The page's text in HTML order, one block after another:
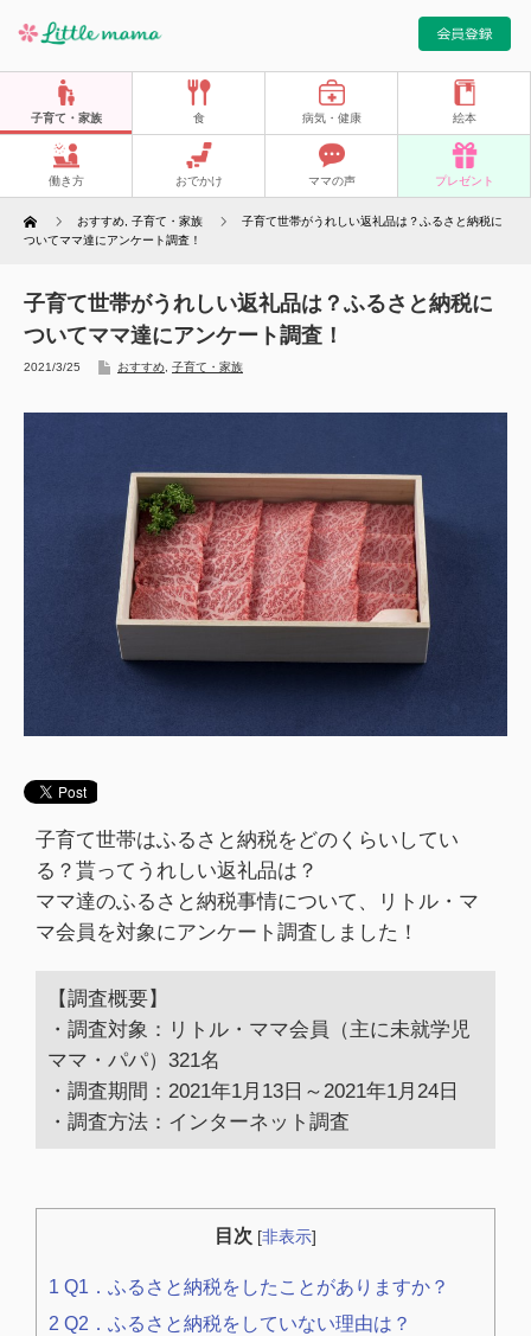
子育て・家族 食 病気・健康 絵本
働き方 おでかけ ママの声 プレゼント
Home おすすめ 子育て・家族
子育て世帯がうれしい返礼品は？ふるさと納税に
ついてママ達にアンケート調査！
子育て世帯がうれしい返礼品は？ふるさと納税に
ついてママ達にアンケート調査！
2021/3/25 おすすめ 子育て・家族
子育て世帯はふるさと納税をどのくらいしてい
る？貰ってうれしい返礼品は？
ママ達のふるさと納税事情について、リトル・マ
マ会員を対象にアンケート調査しました！
【調査概要】
・調査対象：リトル・ママ会員（主に未就学児
ママ・パパ）321名
・調査期間：2021年1月13日～2021年1月24日
・調査方法：インターネット調査
目次 [非表示]
1 Q1．ふるさと納税をしたことがありますか？
2 Q2．ふるさと納税をしていない理由は？